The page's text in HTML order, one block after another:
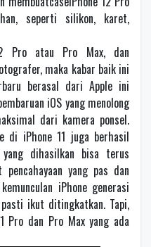
seperti silikon, karet,
Pro atau Pro Max, dan
maka kabar baik ini
berasal dari Apple ini
iOS yang menolong
dari kamera ponsel.
di iPhone 11 juga berhasil
dihasilkan bisa terus
yang pas dan
iPhone generasi
ikut ditingkatkan. Tapi,
Pro dan Pro Max yang ada